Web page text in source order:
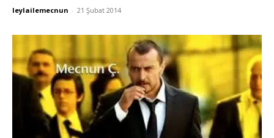
leylailemecnun - 21 Şubat 2014